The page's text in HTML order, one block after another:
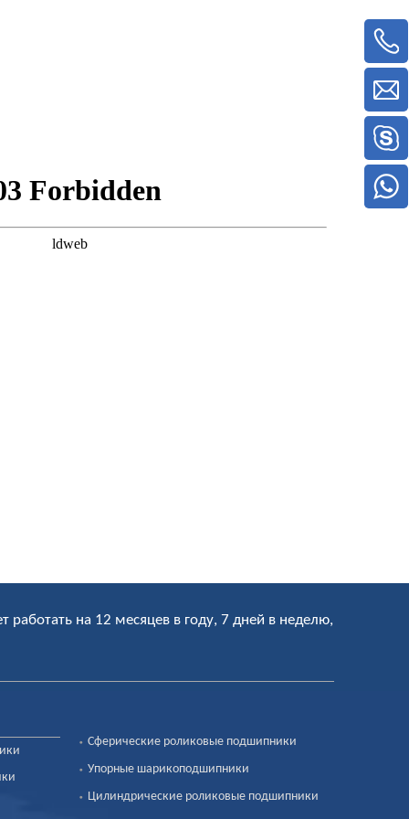
работать на 12 месяцев в году, 7 дней в неделю,
Сферические роликовые подшипники
Упорные шарикоподшипники
Цилиндрические роликовые подшипники